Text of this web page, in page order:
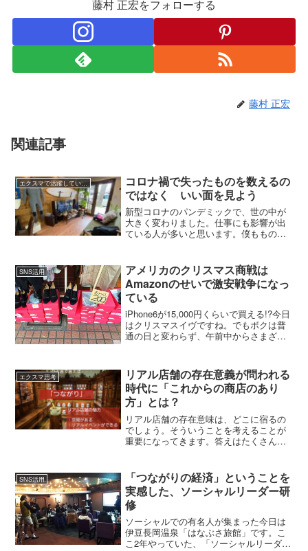
藤村 正宏をフォローする
藤村 正宏
関連記事
エクスマで活躍している人たち
コロナ禍で失ったものを数えるの
ではなく いい面を見よう
新型コロナのパンデミックで、世の中が
大きく変わりました。仕事にも影響が出
ている人が多いと思います。僕もものす
ことごとく中止。それが1年以上続いてい
ます。失われたものがとても多い。でも
ね失ったものだけに目を向けていると、
気持ちが沈んでしまいます。そして、悪
いことばかり考えたりして、迷ったり悩
んだりします。失ったものもたくさんあ
るけど、コロナのおかげで得たものだっ
てたくさんあります。僕の場合、エクス
ーをオンラインでやれるように、機材や
システムを構築できたこと。オンライン
セミナーでたくさんの人にエクスマを知
ってもらえたこと。TikTokを始めて、若
い世代とつながりができたこと。今まで
やろうと思っていてなかなかできなかっ
た新しいことが見えてきたこと。時間と
場所に制約されず、自由に仕事ができる
さ。本当に仕事というのは自分の能力が
つくのではなく「縁」なんだと実感する
毎日です。「エクスマ塾生のコロナ禍の
過ごし方」の4回目のブログです。
SNS活用
アメリカのクリスマス商戦は
Amazonのせいで激安戦争になっ
ている
iPhone6が15,000円くらいで買える!?今日
はクリスマスイヴですね。でもボクは普
通の日と変わらず、午前中からさまざま
烏山という街に行ったのですが、その帰
り道、超...
エクスマ思考
リアル店舗の存在意義が問われる
時代に「これからの商店のあり
方」とは？
リアル店舗の存在意味は、どこに宿るの
でしょう。そういうことを考えることが
重要になってきます。答えはたくさんあ
り、好きになってもらい、支持してもら
う。漢方の相談や薬の処方だけだと、人
工知能に代替されてしまいます。それ以
外の人間らしいことが価値になっていく
のです。
SNS活用
「つながりの経済」ということを
実感した、ソーシャルリーダー研
修
ソーシャルでの有名人が集まった今日は
伊豆長岡温泉「はなぶさ旅館」です。こ
こ2年やっていた、「ソーシャルリーダー